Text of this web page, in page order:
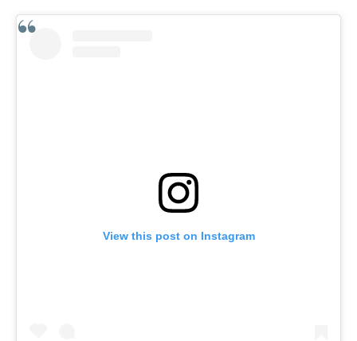
View this post on Instagram